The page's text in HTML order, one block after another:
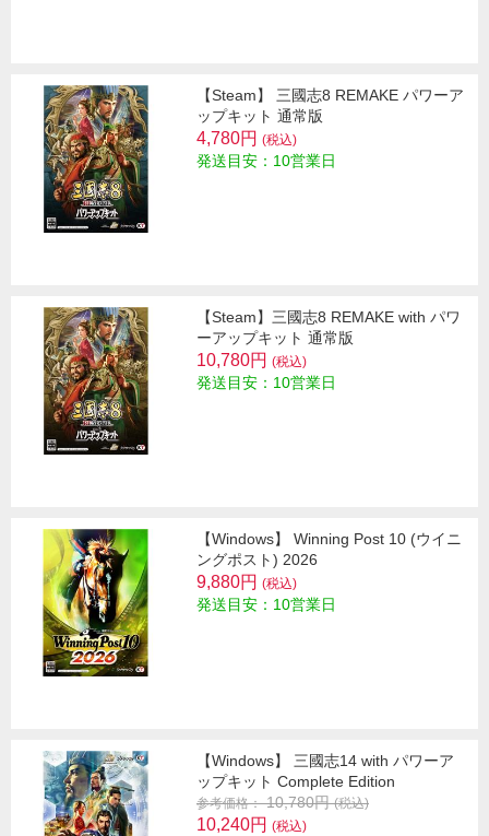
【Steam】 三國志8 REMAKE パワーア
ップキット 通常版
4,780円 (税込)
発送目安：10営業日
【Steam】三國志8 REMAKE with パワ
ーアップキット 通常版
10,780円 (税込)
発送目安：10営業日
【Windows】 Winning Post 10 (ウイニ
ングポスト) 2026
9,880円 (税込)
発送目安：10営業日
【Windows】 三國志14 with パワーア
ップキット Complete Edition
参考価格： 10,780円(税込)
10,240円 (税込)